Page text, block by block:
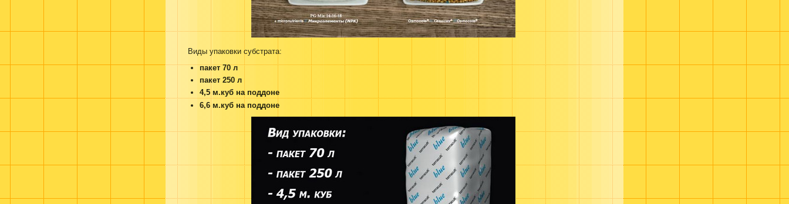
Виды упаковки субстрата:
пакет 70 л
пакет 250 л
4,5 м.куб на поддоне
6,6 м.куб на поддоне